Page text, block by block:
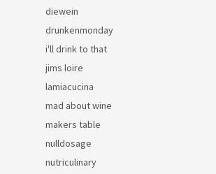
diewein
drunkenmonday
i'll drink to that
jims loire
lamiacucina
mad about wine
makers table
nulldosage
nutriculinary